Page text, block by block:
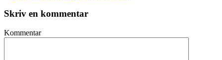
Skriv en kommentar
Kommentar